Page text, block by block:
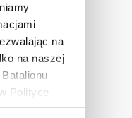
na
na naszej
Polityce